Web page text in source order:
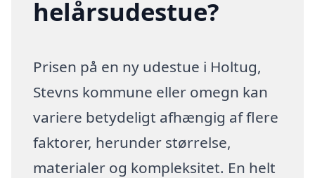
helårsudestue?
Prisen på en ny udestue i Holtug,
Stevns kommune eller omegn kan
variere betydeligt afhængig af flere
faktorer, herunder størrelse,
materialer og kompleksitet. En helt